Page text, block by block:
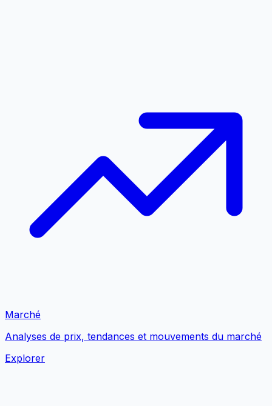
Marché
Analyses de prix, tendances et mouvements du marché
Explorer